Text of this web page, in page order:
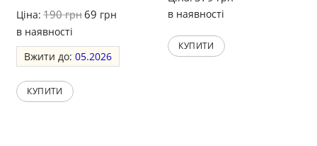
Ціна: 190грн69 грн
в наявності
Вжити до:05.2026
КУПИТИ
в наявності
КУПИТИ